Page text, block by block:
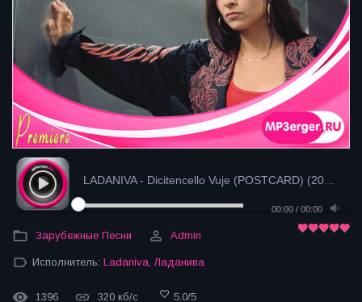
00:00 / 00:00
Зарубежные Песни Admin
Исполнитель: Ladaniva Ладанива
1396 320 кб/с 5.0/5